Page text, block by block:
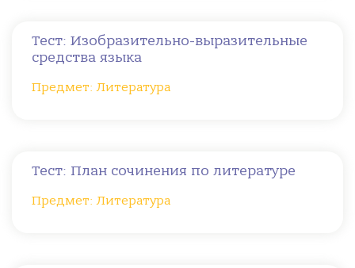
Тест: Изобразительно-выразительные
средства языка
Предмет: Литература
Тест: План сочинения по литературе
Предмет: Литература